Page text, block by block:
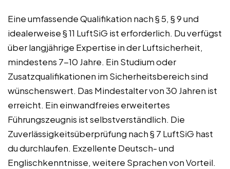
Eine umfassende Qualifikation nach § 5, § 9 und
idealerweise § 11 LuftSiG ist erforderlich. Du verfügst
über langjährige Expertise in der Luftsicherheit,
mindestens 7-10 Jahre. Ein Studium oder
Zusatzqualifikationen im Sicherheitsbereich sind
wünschenswert. Das Mindestalter von 30 Jahren ist
erreicht. Ein einwandfreies erweitertes
Führungszeugnis ist selbstverständlich. Die
Zuverlässigkeitsüberprüfung nach § 7 LuftSiG hast
du durchlaufen. Exzellente Deutsch- und
Englischkenntnisse, weitere Sprachen von Vorteil.